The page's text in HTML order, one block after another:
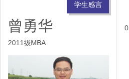
学生感言
曾勇华
2011级MBA
0